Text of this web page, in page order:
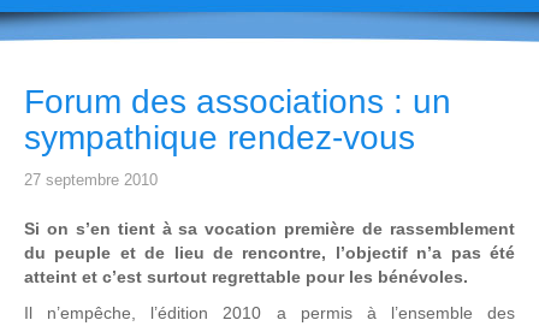
Forum des associations : un
sympathique rendez-vous
27 septembre 2010
Si on s’en tient à sa vocation première de rassemblement
du peuple et de lieu de rencontre, l’objectif n’a pas été
atteint et c’est surtout regrettable pour les bénévoles.
Il n’empêche, l’édition 2010 a permis à l’ensemble des